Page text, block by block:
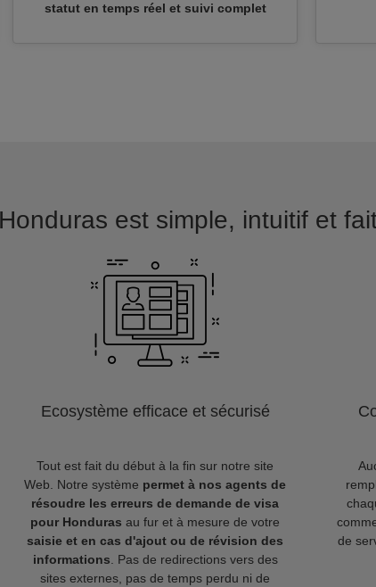
statut en temps réel et suivi complet
est simple, intuitif et
Ecosystème efficace et sécurisé
Tout est fait du début à la fin sur notre site
Web. Notre système permet à nos agents de
résoudre les erreurs de demande de visa
pour Honduras au fur et à mesure de votre
saisie et en cas d'ajout ou de révision des
informations . Pas de redirections vers des
sites externes, pas de temps perdu ni de
de